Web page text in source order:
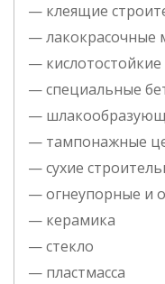
— клеящие
— лакокрасочные
—
— специальные
—
— тампонажные
— сухие
— огнеупорные и
— керамика
— стекло
— пластмасса